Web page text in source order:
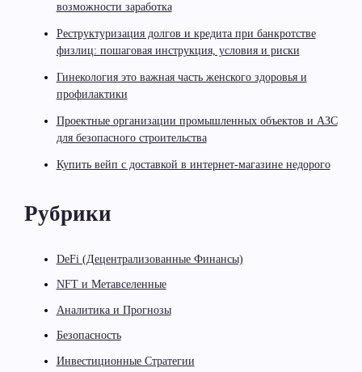
возможности заработка
Реструктуризация долгов и кредита при банкротстве
физлиц: пошаговая инструкция, условия и риски
Гинекология это важная часть женского здоровья и
профилактики
Проектные организации промышленных объектов и АЗС
для безопасного строительства
Купить вейп с доставкой в интернет-магазине недорого
Рубрики
DeFi (Децентрализованные Финансы)
NFT и Метавселенные
Аналитика и Прогнозы
Безопасность
Инвестиционные Стратегии